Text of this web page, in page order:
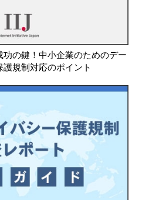
の鍵！中小企業のためのデー
規制対応のポイント